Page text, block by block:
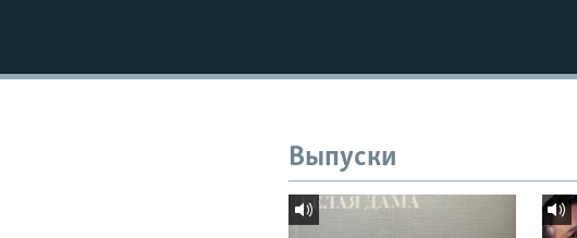
Выпуски